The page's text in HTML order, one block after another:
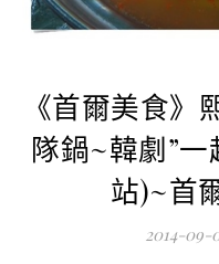
《首爾美食》
隊鍋~韓劇”一
站)~首
2014-09-